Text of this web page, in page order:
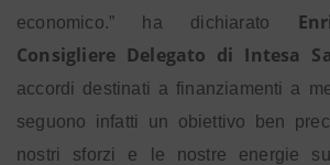
economico.” ha dichiarato
Consigliere Delegato di Intesa
accordi destinati a finanziamenti a
seguono infatti un obiettivo ben
nostri sforzi e le nostre energie